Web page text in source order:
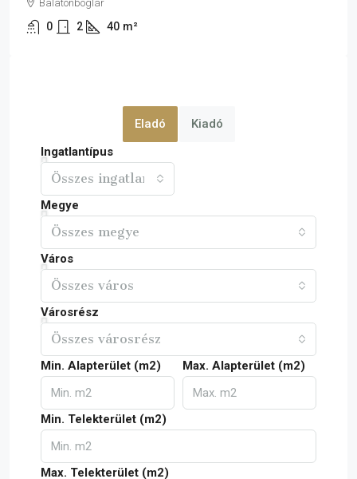
Balatonboglár
0 2 40 m²
Eladó
Kiadó
Ingatlantípus
Összes ingatlan
Megye
Összes megye
Város
Összes város
Városrész
Összes városrész
Min. Alapterület (m2) Max. Alapterület (m2)
Min. Telekterület (m2)
Max. Telekterület (m2)